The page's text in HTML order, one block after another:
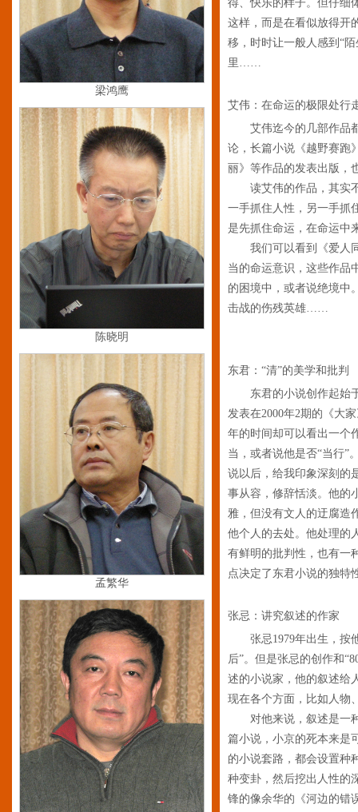
梁鸿鹰
陈晓明
孟繁华
得、快乐的样子。但仔细
这样，而是在看似放得开
移，时时让一般人感到“
里……
艾伟：在命运的极限处行
艾伟迄今的几部作品
论，长篇小说《越野赛跑
丽》等作品的发表出版，
读艾伟的作品，其实不
一手抓住人性，另一手抓
是先抓住命运，在命运中
我们可以看到《爱人同
当的命运意识，这些作品
的困境中，或者说绝境中
击战的伤残英雄……
东君：“清”的美学和批判
东君的小说创作起始
发表在2000年2期的《大
年的时间却可以看出一
当，或者说他是否“当行”
说以后，给我印象深刻的
事从容，修辞恬淡。他的
雅，但没有文人的迂腐造
他个人的去处。他处理的
有鲜明的批判性，也有一
点决定了东君小说的独
张忌：讲究叙述的作家
张忌1979年出生，按
后”。但是张忌的创作和
述的小说家，他的叙述给
现在各个方面，比如人物
对他来说，叙述是一种
篇小说，小京的死本来是
的小说套路，都会设置种
种变卦，然后挖出人性的
锋的像余华的《河边的错